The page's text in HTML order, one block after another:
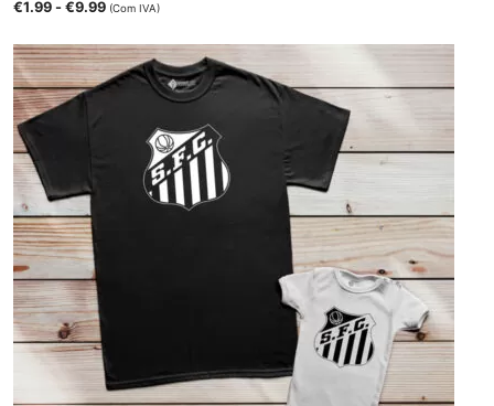
€1.99 -€9.99 (Com IVA)